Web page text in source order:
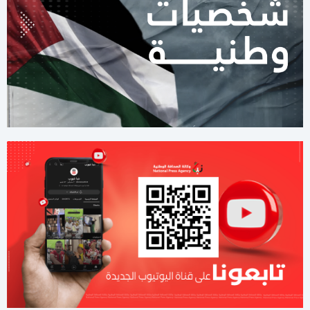
حماس: وفد من الحركة يتوجه للقاهرة خلال أيام لتسليم الرد على
المقاربات الجديدة
12:31 مساءاً
إيران تتهم واشنطن بانتهاك مذكرة التفاهم وترد بضربات دفاعية
11:43 صباحا
الاحتلال يوسع المنطقة الصفراء وسط القطاع وغارات على غزة وخان
11:04 صباحا
الاحتلال يرفض و يلغي سفر دفعة من مرضى غزة
11:23 مساءاً
الناجي الوحيد.. الطفل محمد ينتظر انتشال جثامين 40 من عائلته تحت
أنقاض غزة (شاهد)